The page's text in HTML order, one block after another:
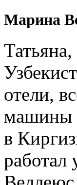
Марина
отели,
машины
в
работал